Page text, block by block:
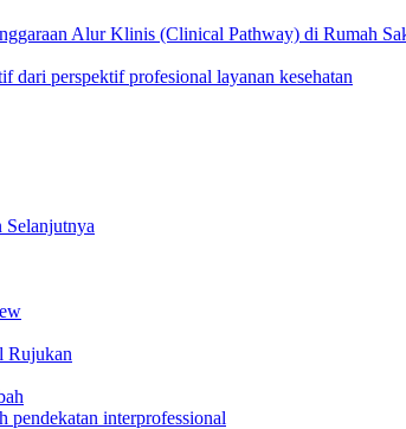
Alur Klinis (Clinical Pathway) di Rumah
dari perspektif profesional layanan kesehatan
Selanjutnya
Rujukan
pendekatan interprofessional